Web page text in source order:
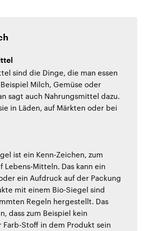
sind die Dinge, die man essen
Milch, Gemüse oder
sagt auch Nahrungsmittel dazu.
in Läden, auf Märkten oder bei
ist ein Kenn-Zeichen, zum
Lebens-Mitteln. Das kann ein
ein Aufdruck auf der Packung
mit einem Bio-Siegel sind
Regeln hergestellt. Das
dass zum Beispiel kein
Farb-Stoff in dem Produkt sein